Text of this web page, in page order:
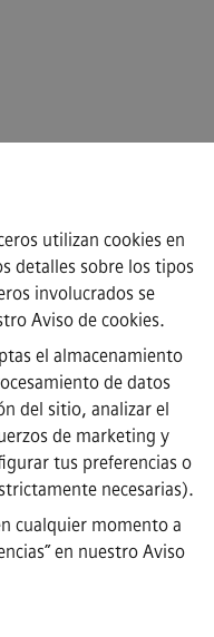
utilizan cookies en
detalles sobre los tipos
involucrados se
Aviso de cookies.
el almacenamiento
de datos
del sitio, analizar el
de marketing y
tus preferencias o
necesarias).
cualquier momento a
en nuestro Aviso
frecuentes
corporativa
de cookies
y condiciones
digital
de denuncias